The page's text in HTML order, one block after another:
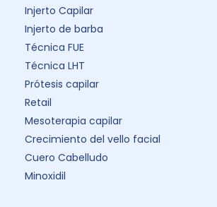
Injerto Capilar
Injerto de barba
Técnica FUE
Técnica LHT
Prótesis capilar
Retail
Mesoterapia capilar
Crecimiento del vello facial
Cuero Cabelludo
Minoxidil